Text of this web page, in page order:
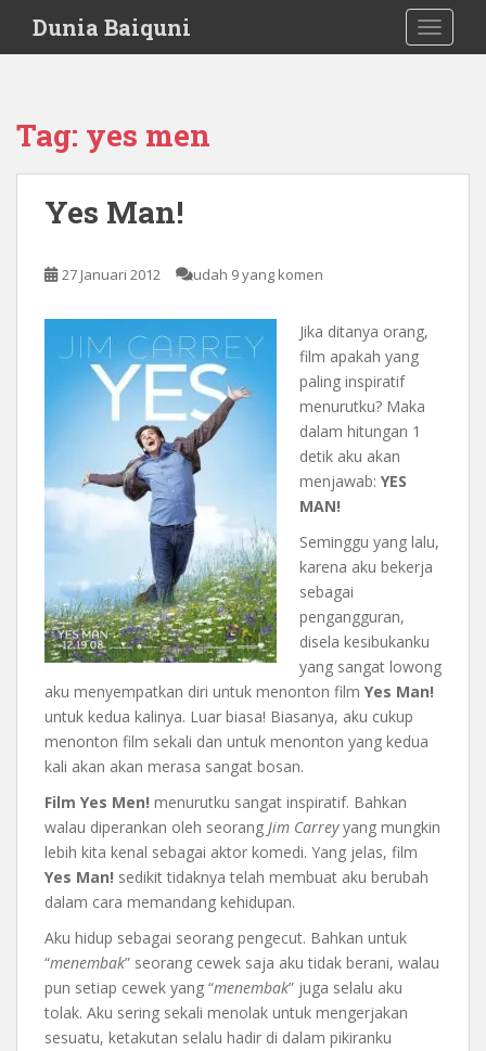
i
Dunia Baiquni
Tag: yes men
Yes Man!
27 Januari 2012 udah 9 yang komen
Jika ditanya orang,
film apakah yang
paling inspiratif
menurutku? Maka
dalam hitungan 1
detik aku akan
menjawab: YES
MAN!
Seminggu yang lalu,
karena aku bekerja
sebagai
pengangguran,
disela kesibukanku
yang sangat lowong
aku menyempatkan diri untuk menonton film Yes Man!
untuk kedua kalinya. Luar biasa! Biasanya, aku cukup
menonton film sekali dan untuk menonton yang kedua
kali akan akan merasa sangat bosan.
Film Yes Men! menurutku sangat inspiratif. Bahkan
walau diperankan oleh seorang Jim Carreyyang mungkin
lebih kita kenal sebagai aktor komedi. Yang jelas, film
Yes Man! sedikit tidaknya telah membuat aku berubah
dalam cara memandang kehidupan.
Aku hidup sebagai seorang pengecut. Bahkan untuk
“menembak” seorang cewek saja aku tidak berani, walau
pun setiap cewek yang “menembak” juga selalu aku
tolak. Aku sering sekali menolak untuk mengerjakan
sesuatu, ketakutan selalu hadir di dalam pikiranku